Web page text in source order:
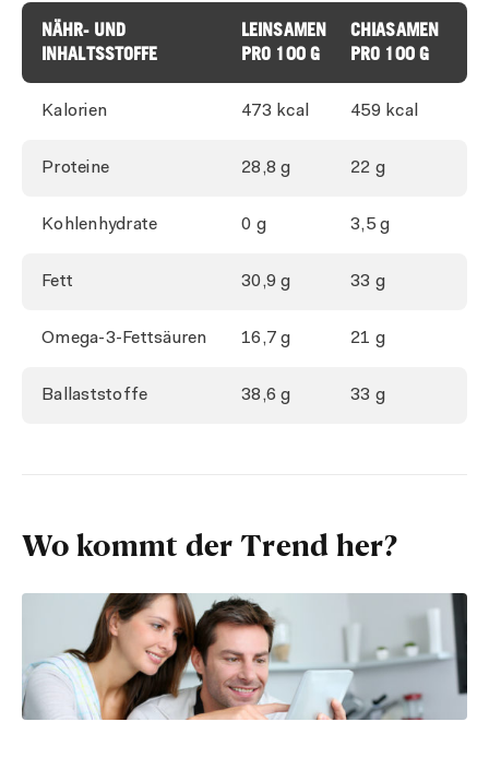
NÄHR- UND
INHALTSSTOFFE
LEINSAMEN
PRO 100 G
CHIASAMEN
PRO 100 G
Kalorien 473 kcal 459 kcal
Proteine 28,8 g 22 g
Kohlenhydrate 0 g 3,5 g
Fett 30,9 g 33 g
Omega-3-Fettsäuren 16,7 g 21 g
Ballaststoffe 38,6 g 33 g
Wo kommt der Trend her?